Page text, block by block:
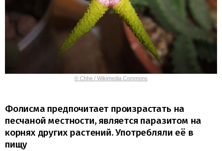
© Chhe / Wikimedia Commons
Фолисма предпочитает произрастать на
песчаной местности, является паразитом на
корнях других растений. Употребляли её в
пищу